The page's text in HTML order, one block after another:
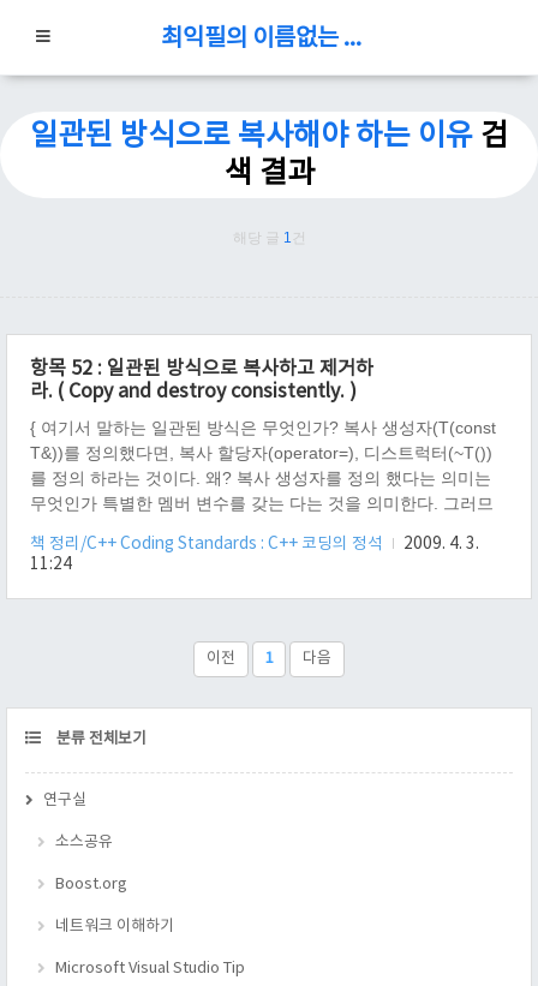
최익필의 이름없는 블로그
일관된 방식으로 복사해야 하는 이유 검
색 결과
해당 글 1 건
항목 52 : 일관된 방식으로 복사하고 제거하
라. ( Copy and destroy consistently. )
{ 여기서 말하는 일관된 방식은 무엇인가? 복사 생성자(T(const
T&))를 정의했다면, 복사 할당자(operator=), 디스트럭터(~T())
를 정의 하라는 것이다. 왜? 복사 생성자를 정의 했다는 의미는
무엇인가 특별한 멤버 변수를 갖는 다는 것을 의미한다. 그러므
어야 한다는 것이다. 자신이 뿌린 씨앗은 자신이 거두어야 한다
땐 위의 3가지 중 하나라도 정의 했다면, 다 정의 해 주는게 좋다.
그런다. ... 예외는 없는가? 물론 있다. 굳이 3개를 짝으로 구현할
필요가 없다면, 안해도 된다. 이때는 애초에 정의할 ..
책 정리/C++ Coding Standards : C++ 코딩의 정석
2009. 4. 3.
11:24
이전 1 다음
CATEGORY
분류 전체보기
연구실
소스공유
Boost.org
네트워크 이해하기
Microsoft Visual Studio Tip